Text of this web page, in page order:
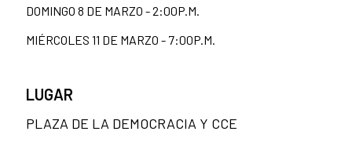
DOMINGO 8 DE MARZO - 2:00P.M.
MIÉRCOLES 11 DE MARZO - 7:00P.M.
LUGAR
PLAZA DE LA DEMOCRACIA Y CCE